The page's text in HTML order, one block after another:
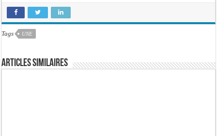
Tags UNE
Articles similaires